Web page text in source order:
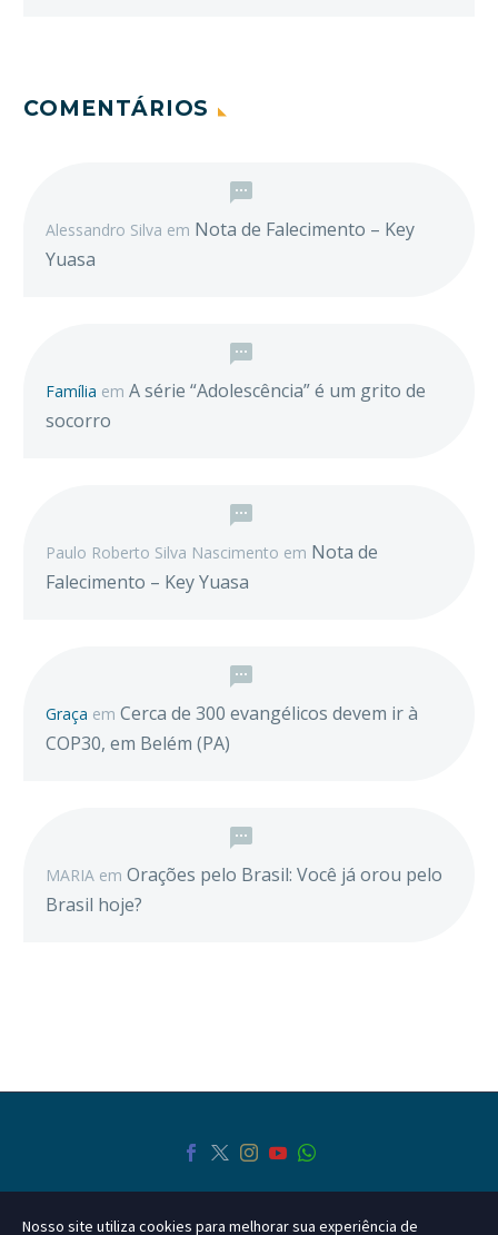
COMENTÁRIOS
Alessandro Silva em Nota de Falecimento – Key
Yuasa
Família em A série “Adolescência” é um grito de
socorro
Paulo Roberto Silva Nascimento em Nota de
Falecimento – Key Yuasa
Graça em Cerca de 300 evangélicos devem ir à
COP30, em Belém (PA)
MARIA em Orações pelo Brasil: Você já orou pelo
Brasil hoje?
Nosso site utiliza cookies para melhorar sua experiência de